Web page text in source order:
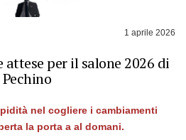
1 aprile 2026
per il salone 2026 di
Pechino
nel cogliere i cambiamenti
la porta a al domani.